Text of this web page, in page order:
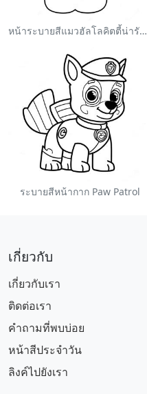
หน้าระบายสีแมวฮัลโลคิตตี้น่ารักพร้อมโบว์
ระบายสีหน้ากาก Paw Patrol
เกี่ยวกับ
เกี่ยวกับเรา
ติดต่อเรา
คำถามที่พบบ่อย
หน้าสีประจำวัน
ลิงค์ไปยังเรา